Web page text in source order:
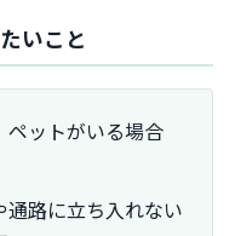
いこと
ペットがいる場合
路に立ち入れない